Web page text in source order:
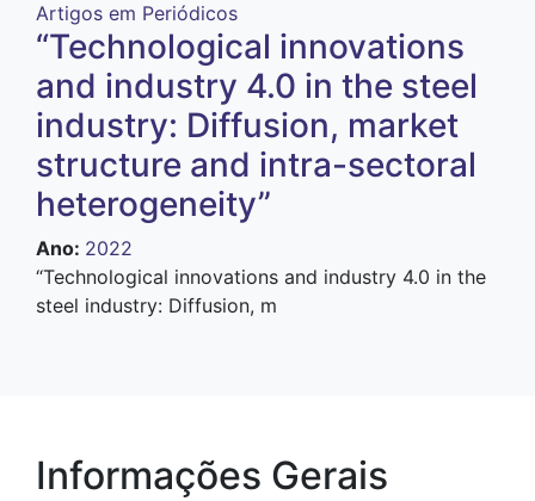
Artigos em Periódicos
“Technological innovations
and industry 4.0 in the steel
industry: Diffusion, market
structure and intra-sectoral
heterogeneity”
Ano: 2022
“Technological innovations and industry 4.0 in the
steel industry: Diffusion, m
Informações Gerais